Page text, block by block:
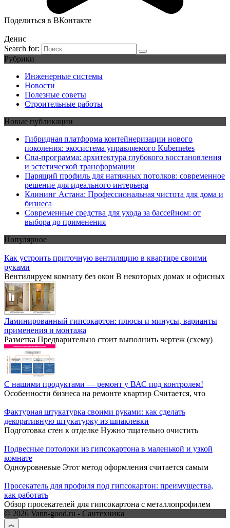
Поделиться в ВКонтакте
Денис
Search for:
Рубрики
Инженерные системы
Новости
Полезные советы
Строительные работы
Новые публикации
Гибридная платформа контейнеризации нового
поколения: экосистема управляемого Kubernetes
Спа-программа: архитектура глубокого восстановления
и эстетической трансформации
Парящий профиль для натяжных потолков: современное
решение для идеального интерьера
Клининг Астана: Профессиональная чистота для дома и
бизнеса
Современные средства для ухода за бассейном: от
выбора до применения
Популярное
Как устроить приточную вентиляцию в квартире своими
руками
Вентилируем комнату без окон В некоторых домах и офисных
Ламинированный гипсокартон: плюсы и минусы, варианты
применения и монтажа
Разметка Предварительно стоит выполнить чертеж (схему)
С нашими продуктами — ремонт у ВАС под контролем!
Особенности бизнеса на ремонте квартир Считается, что
Фактурная штукатурка своими руками: как сделать
декоративную штукатурку из шпаклевки
Подготовка стен к отделке Нужно тщательно очистить
Подвесные потолоки из гипсокартона в маленькой и узкой
комнате
Одноуровневые Этот метод оформления считается самым
Просекатель для профиля под гипсокартон: преимущества,
как работать
Обзор просекателей для гипсокартона с металлопрофилем
© 2026 Vann-good.ru - Сантехника